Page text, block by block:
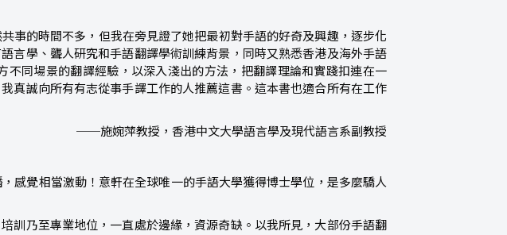
事的時間不多，但我在旁見證了她把最初對手語的好奇及興趣，逐步化
言學、聾人研究和手語翻譯學術訓練背景，同時又熟悉香港及海外手語
同場景的翻譯經驗，以深入淺出的方法，把翻譯理論和實踐扣連在一
真誠向所有有志從事手譯工作的人推薦這書。這本書也適合所有在工作
──施婉萍教授，香港中文大學語言學及現代語言系副教授
感覺相當激動！意軒在全球唯一的手語大學獲得博士學位，是多麼驕人
訓乃至專業地位，一直處於邊緣，資源奇缺。以我所見，大部份手語翻